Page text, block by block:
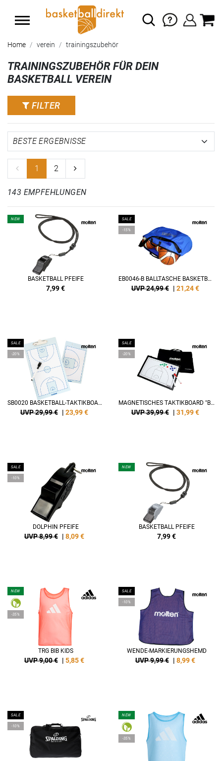
Home verein trainingszubehör
TRAININGSZUBEHÖR FÜR DEIN
BASKETBALL VEREIN
FILTER
1 2
143 EMPFEHLUNGEN
NEW
BASKETBALL PFEIFE
7,99€
SALE
-15%
EB0046-B BALLTASCHE BASKETBALL
UVP 24,99 € | 21,24€
SALE
-20%
SB0020 BASKETBALL-TAKTIKBOARD
UVP 29,99 € | 23,99€
SALE
-20%
MAGNETISCHES TAKTIKBOARD "BASKETBALL"
UVP 39,99 € | 31,99€
SALE
-10%
DOLPHIN PFEIFE
UVP 8,99 € | 8,09€
NEW
BASKETBALL PFEIFE
7,99€
NEW
-35%
TRG BIB KIDS
UVP 9,00 € | 5,85€
SALE
-10%
WENDE-MARKIERUNGSHEMD
UVP 9,99 € | 8,99€
SALE
-10%
NEW
-35%